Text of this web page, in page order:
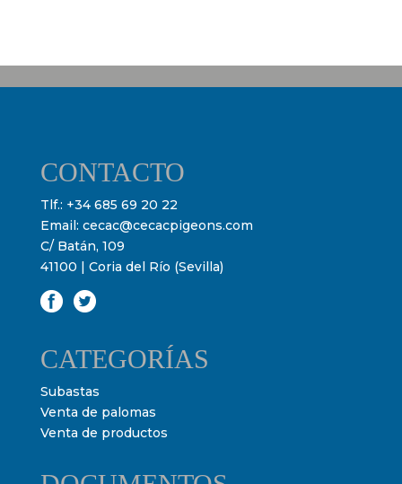
CONTACTO
Tlf.: +34 685 69 20 22
Email: cecac@cecacpigeons.com
C/ Batán, 109
41100 | Coria del Río (Sevilla)
CATEGORÍAS
Subastas
Venta de palomas
Venta de productos